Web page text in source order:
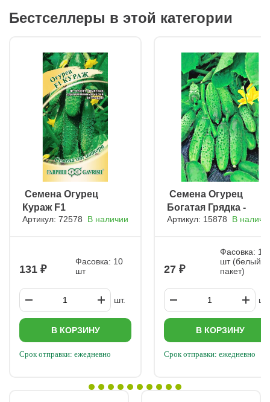
Бестселлеры в этой категории
ㅤ Семена Огурец
Кураж F1
Артикул: 72578 В наличии
131
Фасовка: 10
шт
шт.
В КОРЗИНУ
Срок отправки: ежедневно
ㅤ Семена Огурец
Богатая Грядка -
корнишон F1
Артикул: 15878 В
27
Фасовка: 10
шт (белый
пакет)
шт.
В КОРЗИНУ
Срок отправки: ежедневно